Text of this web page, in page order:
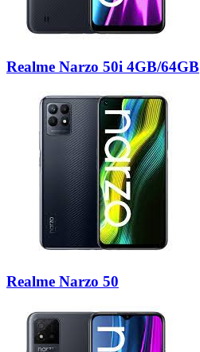
Realme Narzo 50i 4GB/64GB
Realme Narzo 50